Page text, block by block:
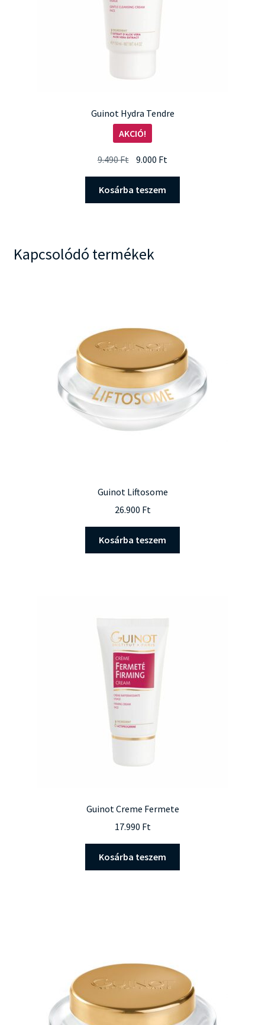
Guinot Hydra Tendre
AKCIÓ!
9.490Ft Original
was:
9.490 Ft.
9.000 Ft
9.000 Ft.
Kosárba teszem
Kapcsolódó termékek
Guinot Liftosome
26.900 Ft
Kosárba teszem
Guinot Creme Fermete
17.990 Ft
Kosárba teszem